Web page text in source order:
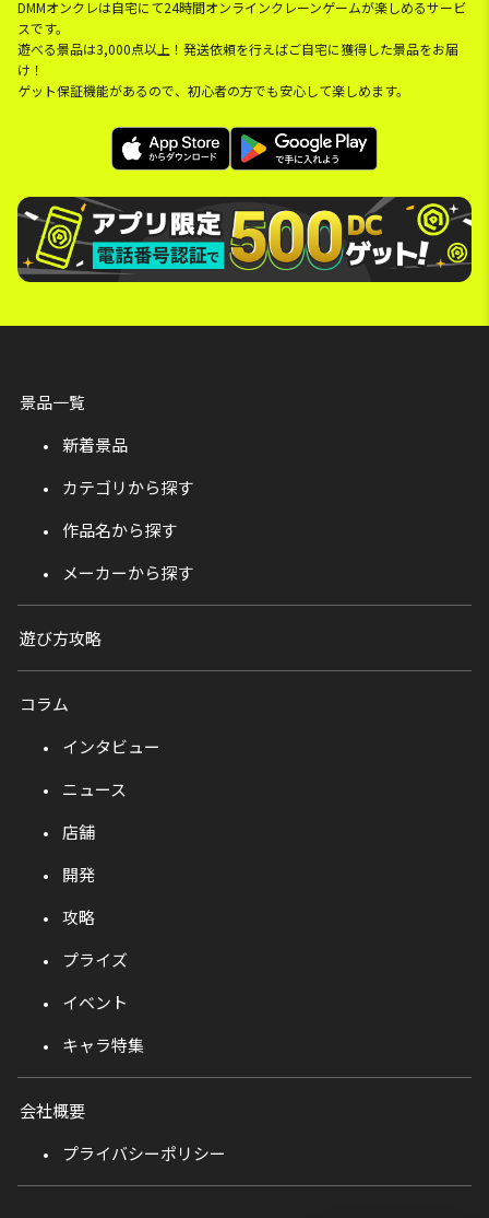
DMMオンクレは自宅にて24時間オンラインクレーンゲームが楽しめるサービ
スです。
遊べる景品は3,000点以上！発送依頼を行えばご自宅に獲得した景品をお届
け！
ゲット保証機能があるので、初心者の方でも安心して楽しめます。
景品一覧
新着景品
カテゴリから探す
作品名から探す
メーカーから探す
遊び方攻略
コラム
インタビュー
ニュース
店舗
開発
攻略
プライズ
イベント
キャラ特集
会社概要
プライバシーポリシー